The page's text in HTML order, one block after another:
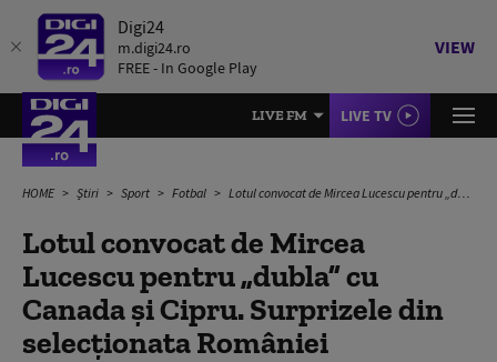
Digi24
m.digi24.ro
FREE - In Google Play
VIEW
LIVE FM LIVE TV
HOME Știri Sport Fotbal Lotul convocat de Mircea Lucescu pentru „dubla” cu Canada și Cipru. Surprizele din selecționata României
Lotul convocat de Mircea
Lucescu pentru „dubla” cu
Canada și Cipru. Surprizele din
selecționata României